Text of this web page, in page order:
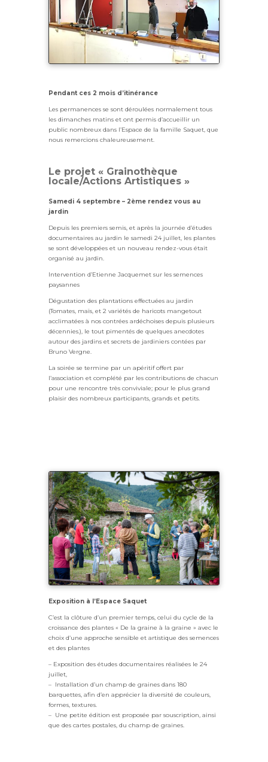
Pendant ces 2 mois d’itinérance
Les permanences se sont déroulées normalement tous
les dimanches matins et ont permis d’accueillir un
public nombreux dans l’Espace de la famille Saquet, que
nous remercions chaleureusement.
Le projet « Grainothèque
locale/Actions Artistiques »
Samedi 4 septembre – 2ème rendez vous au
jardin
Depuis les premiers semis, et après la journée d’études
documentaires au jardin le samedi 24 juillet, les plantes
se sont développées et un nouveau rendez-vous était
organisé au jardin.
Intervention d’Etienne Jacquemet sur les semences
paysannes
Dégustation des plantations effectuées au jardin
(Tomates, maïs, et 2 variétés de haricots mangetout
acclimatées à nos contrées ardéchoises depuis plusieurs
décennies.), le tout pimentés de quelques anecdotes
autour des jardins et secrets de jardiniers contées par
Bruno Vergne.
La soirée se termine par un apéritif offert par
l’association et complété par les contributions de chacun
pour une rencontre très conviviale; pour le plus grand
plaisir des nombreux participants, grands et petits.
Exposition à l’Espace Saquet
C’est la clôture d’un premier temps, celui du cycle de la
croissance des plantes « De la graine à la graine » avec le
choix d’une approche sensible et artistique des semences
et des plantes
– Exposition des études documentaires réalisées le 24
juillet,
– Installation d’un champ de graines dans 180
barquettes, afin d’en apprécier la diversité de couleurs,
formes, textures.
– Une petite édition est proposée par souscription, ainsi
que des cartes postales, du champ de graines.